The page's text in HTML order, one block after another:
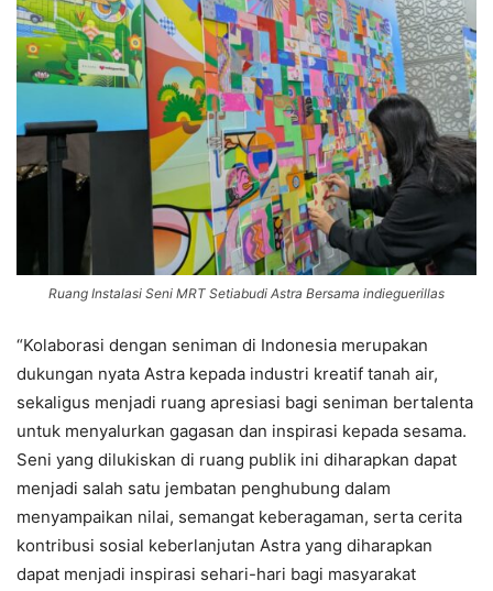
Ruang Instalasi Seni MRT Setiabudi Astra Bersama indieguerillas
“Kolaborasi dengan seniman di Indonesia merupakan
dukungan nyata Astra kepada industri kreatif tanah air,
sekaligus menjadi ruang apresiasi bagi seniman bertalenta
untuk menyalurkan gagasan dan inspirasi kepada sesama.
Seni yang dilukiskan di ruang publik ini diharapkan dapat
menjadi salah satu jembatan penghubung dalam
menyampaikan nilai, semangat keberagaman, serta cerita
kontribusi sosial keberlanjutan Astra yang diharapkan
dapat menjadi inspirasi sehari-hari bagi masyarakat